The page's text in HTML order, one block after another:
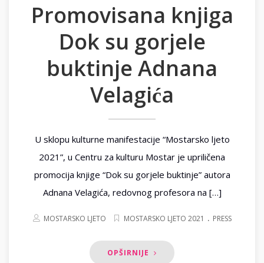
Promovisana knjiga
Dok su gorjele
buktinje Adnana
Velagića
U sklopu kulturne manifestacije “Mostarsko ljeto
2021”, u Centru za kulturu Mostar je upriličena
promocija knjige “Dok su gorjele buktinje” autora
Adnana Velagića, redovnog profesora na […]
MOSTARSKO LJETO MOSTARSKO LJETO 2021 . PRESS
OPŠIRNIJE